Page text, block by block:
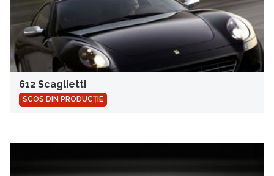
612 Scaglietti
SCOS DIN PRODUCȚIE